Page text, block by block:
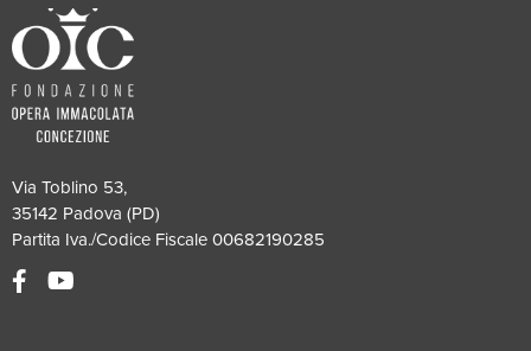
Via Toblino 53,
35142 Padova (PD)
Partita Iva./Codice Fiscale 00682190285